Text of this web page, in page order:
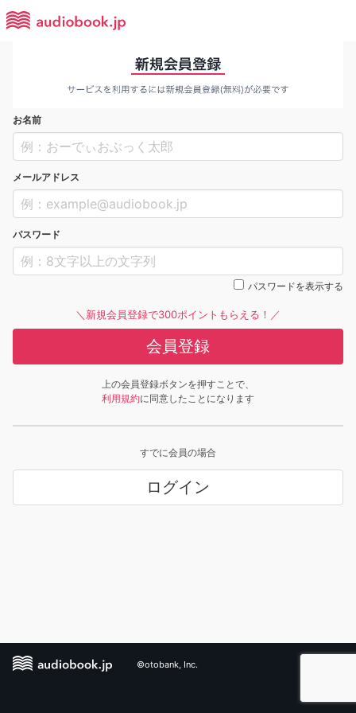
お名前
メールアドレス
パスワード
パスワードを表示する
＼新規会員登録で300ポイントもらえる！／
会員登録
上の会員登録ボタンを押すことで、
利用規約に同意したことになります
すでに会員の場合
ログイン
©otobank, Inc.